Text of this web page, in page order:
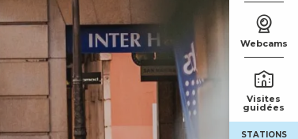
Webcams
Visites
guidées
STATIONS